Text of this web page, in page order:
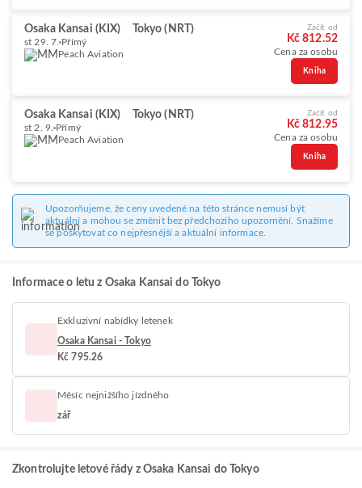
Osaka Kansai (KIX) Tokyo (NRT)
st 29. 7. Přímý
Peach Aviation
Začít od
Kč 812.52
Cena za osobu
Kniha
Osaka Kansai (KIX) Tokyo (NRT)
st 2. 9. Přímý
Peach Aviation
Začít od
Kč 812.95
Cena za osobu
Kniha
Upozorňujeme, že ceny uvedené na této stránce nemusí být
aktuální a mohou se změnit bez předchozího upozornění. Snažíme
se poskytovat co nejpřesnější a aktuální informace.
Informace o letu z Osaka Kansai do Tokyo
Exkluzivní nabídky letenek
Osaka Kansai - Tokyo
Kč 795.26
Měsíc nejnižšího jízdného
zář
Zkontrolujte letové řády z Osaka Kansai do Tokyo